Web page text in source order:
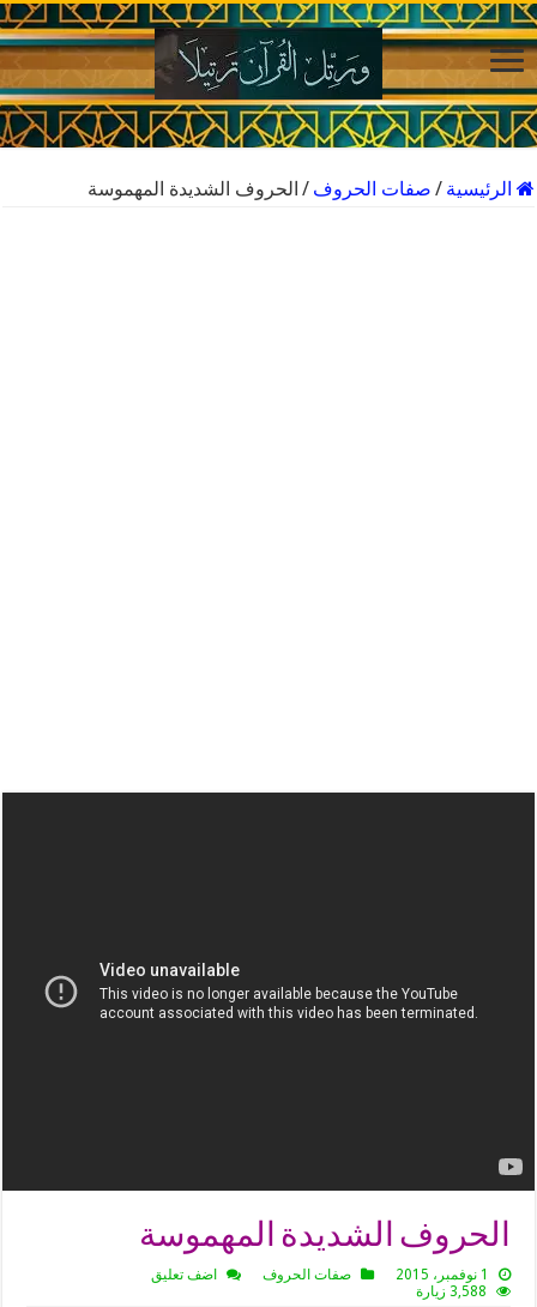
الرئيسية / صفات الحروف / الحروف الشديدة المهموسة
الحروف الشديدة المهموسة
1 نوفمبر، 2015 صفات الحروف
اضف تعليق
3,588 زيارة